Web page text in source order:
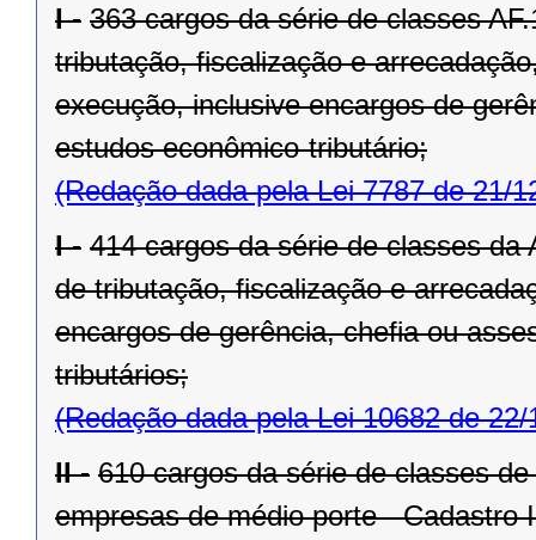
I - 363 cargos da série de classes
tributação, fiscalização e
execução, inclusive encargos de
estudos econômico-tributário;
(Redação dada pela Lei 7787 de 21/
I - 414 cargos da série de classes
de tributação, fiscalização e
encargos de gerência, chefia ou
tributários;
(Redação dada pela Lei 10682 de 22/
II - 610 cargos da série de classes
empresas de médio porte - Cadastro